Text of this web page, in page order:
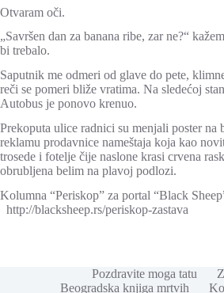
Otvaram oči.
„Savršen dan za banana ribe, zar ne?“
bi trebalo.
Saputnik me odmeri od glave do pete,
reči se pomeri bliže vratima. Na sledećoj
Autobus je ponovo krenuo.
Prekoputa ulice radnici su menjali poster na
reklamu prodavnice nameštaja koja kao
trosede i fotelje čije naslone krasi crvena
obrubljena belim na plavoj podlozi.
Kolumna “Periskop” za portal “Black
http://blacksheep.rs/periskop-zastava
Pozdravite moga tatu
Beogradska knjiga mrtvih